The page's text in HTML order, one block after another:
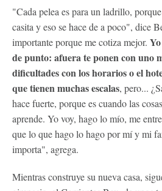
"Cada pelea es para un ladrillo,
casita y eso se hace de a poco", dice
importante porque me cotiza mejor.
de punto: afuera te ponen con uno
dificultades con los horarios o el
que tienen muchas escalas, pero...
hace fuerte, porque es cuando las
aprende. Yo voy, hago lo mío, me
que lo que hago lo hago por mí y mi
importa", agrega.
Mientras construye su nueva casa,